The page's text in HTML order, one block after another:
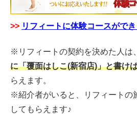
>> リフィートに体験コースがで
※リフィートの契約を決めた人は、
に「覆面はしこ(新宿店)」と書け
らえます。
※紹介者がいると、リフィートの
してもらえます♪